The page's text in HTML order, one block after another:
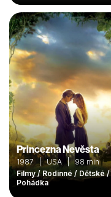
Princezna Nevěsta
1987 | USA | 98 min
Filmy / Rodinné / Dětské /
Pohádka